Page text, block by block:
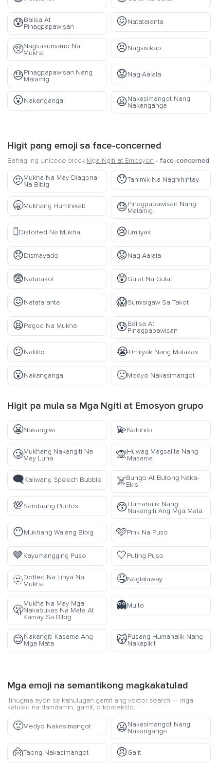
😰Balisa At
Pinagpapawisan
😖Natataranta
🥺Nagsusumamo Na
Mukha
😣Nagsisikap
😓Pinagpapawisan Nang
Malamig
😟Nag-Aalala
😮Nakanganga 😦Nakasimangot Nang
Nakanganga
Higit pang emoji sa face-concerned
Bahagi ng Unicode block Mga Ngiti at Emosyon › face-concerned
🫤Mukha Na May Diagonal
Na Bibig
😯Tahimik Na Naghihintay
🥱Mukhang Humihikab 😓Pinagpapawisan Nang
Malamig
🫪Distorted Na Mukha 😢Umiiyak
😞Dismayado 😟Nag-Aalala
😨Natatakot 😲Gulat Na Gulat
😖Natataranta 😱Sumisigaw Sa Takot
😫Pagod Na Mukha 😰Balisa At
Pinagpapawisan
😕Nalilito 😭Umiiyak Nang Malakas
😮Nakanganga 🙁Medyo Nakasimangot
Higit pa mula sa Mga Ngiti at Emosyon grupo
😬Nakangiwi 💫Nahihilo
🥲Mukhang Nakangiti Na
May Luha
🙊Huwag Magsalita Nang
Masama
🗨️Kaliwang Speech Bubble ☠️Bungo At Butong Naka-
Ekis
💯Sandaang Puntos 😙Humahalik Nang
Nakangiti Ang Mga Mata
😶Mukhang Walang Bibig 🩷Pink Na Puso
🤎Kayumangging Puso 🤍Puting Puso
🫥Dotted Na Linya Na
Mukha
🤤Naglalaway
🫢
Mukha Na May Mga
Nakabukas Na Mata At
Kamay Sa Bibig
👻Multo
😊Nakangiti Kasama Ang
Mga Mata
😽Pusang Humahalik Nang
Nakapikit
Mga emoji na semantikong magkakatulad
Itinugma ayon sa kahulugan gamit ang vector search — mga
katulad na damdamin, gamit, o konteksto.
🙁Medyo Nakasimangot 😦Nakasimangot Nang
Nakanganga
🙍Taong Nakasimangot 😠Galit